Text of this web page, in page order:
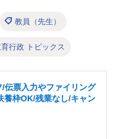
教員（先生）
行政 トピックス
伝票入力やファイリング
養枠OK/残業なし/キャン